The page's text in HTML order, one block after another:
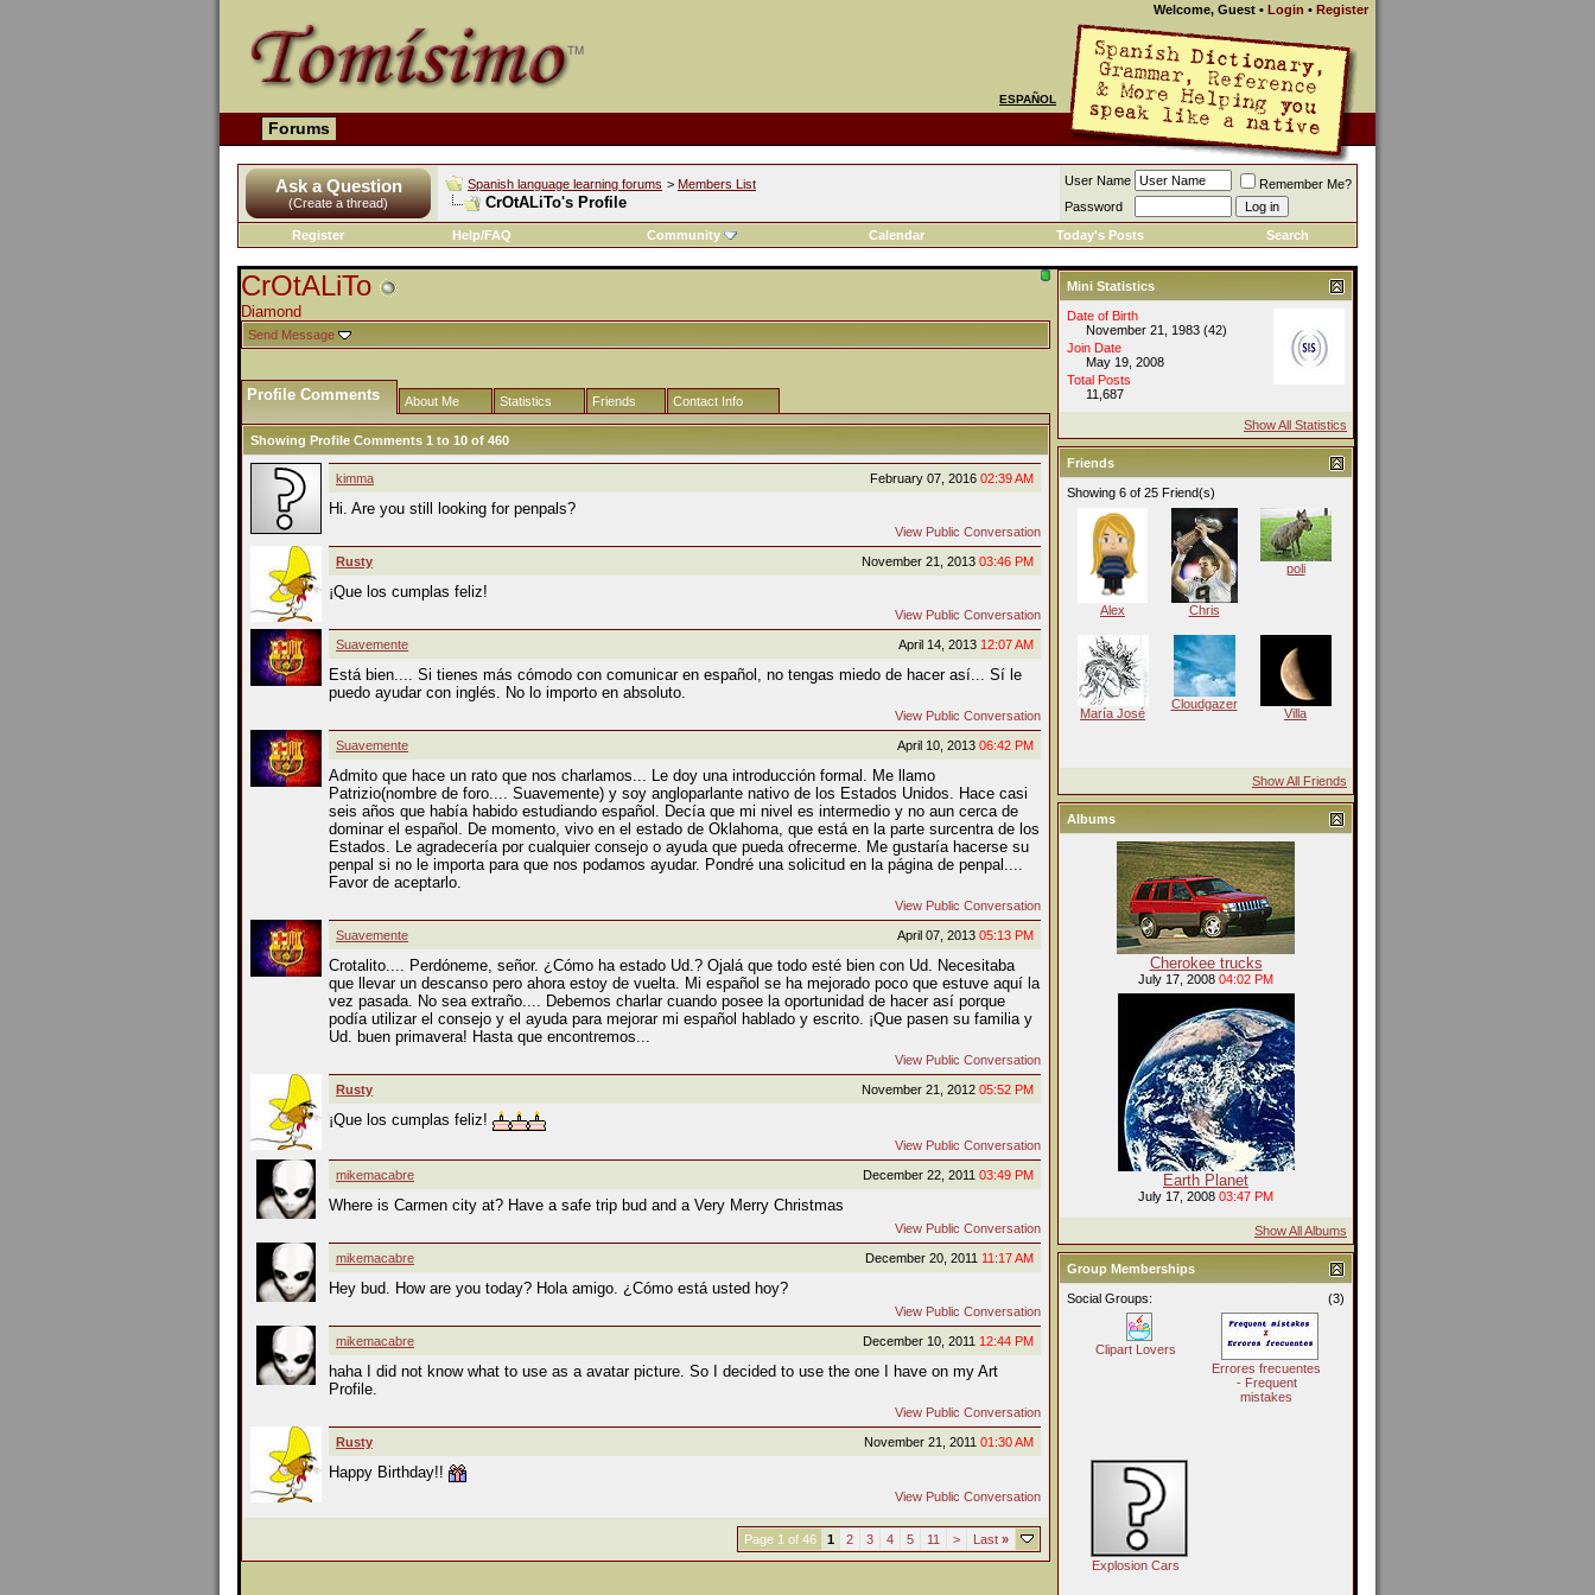
Welcome, Guest • Login • Register
ESPAÑOL
Forums
Ask a Question
(Create a thread)
Spanish language learning forums > Members List
CrOtALiTo's Profile
User Name
Remember Me?
Password
Register
Help/FAQ Community Calendar Today's Posts Search
CrOtALiTo
Diamond
Send Message
Profile Comments About Me Statistics Friends Contact Info
Showing Profile Comments 1 to 10 of 460
February 07, 2016 02:39 AM
kimma
Hi. Are you still looking for penpals?
View Public Conversation
November 21, 2013 03:46 PM
Rusty
¡Que los cumplas feliz!
View Public Conversation
April 14, 2013 12:07 AM
Suavemente
Está bien.... Si tienes más cómodo con comunicar en español, no tengas miedo de hacer así... Sí le
puedo ayudar con inglés. No lo importo en absoluto.
View Public Conversation
April 10, 2013 06:42 PM
Suavemente
Admito que hace un rato que nos charlamos... Le doy una introducción formal. Me llamo
Patrizio(nombre de foro.... Suavemente) y soy angloparlante nativo de los Estados Unidos. Hace casi
seis años que había habido estudiando español. Decía que mi nivel es intermedio y no aun cerca de
dominar el español. De momento, vivo en el estado de Oklahoma, que está en la parte surcentra de los
Estados. Le agradecería por cualquier consejo o ayuda que pueda ofrecerme. Me gustaría hacerse su
penpal si no le importa para que nos podamos ayudar. Pondré una solicitud en la página de penpal....
Favor de aceptarlo.
View Public Conversation
April 07, 2013 05:13 PM
Suavemente
Crotalito.... Perdóneme, señor. ¿Cómo ha estado Ud.? Ojalá que todo esté bien con Ud. Necesitaba
que llevar un descanso pero ahora estoy de vuelta. Mi español se ha mejorado poco que estuve aquí la
vez pasada. No sea extraño.... Debemos charlar cuando posee la oportunidad de hacer así porque
podía utilizar el consejo y el ayuda para mejorar mi español hablado y escrito. ¡Que pasen su familia y
Ud. buen primavera! Hasta que encontremos...
View Public Conversation
November 21, 2012 05:52 PM
Rusty
¡Que los cumplas feliz!
View Public Conversation
December 22, 2011 03:49 PM
mikemacabre
Where is Carmen city at? Have a safe trip bud and a Very Merry Christmas
View Public Conversation
December 20, 2011 11:17 AM
mikemacabre
Hey bud. How are you today? Hola amigo. ¿Cómo está usted hoy?
View Public Conversation
December 10, 2011 12:44 PM
mikemacabre
haha I did not know what to use as a avatar picture. So I decided to use the one I have on my Art
Profile.
View Public Conversation
November 21, 2011 01:30 AM
Rusty
Happy Birthday!!
View Public Conversation
Page 1 of 46 1 2 3 4 5 11 > Last »
Mini Statistics
Date of Birth
November 21, 1983 (42)
Join Date
May 19, 2008
Total Posts
11,687
Show All Statistics
Friends
Showing 6 of 25 Friend(s)
Alex Chris
poli
María José
Cloudgazer
Villa
Show All Friends
Albums
Cherokee trucks
July 17, 2008 04:02 PM
Earth Planet
July 17, 2008 03:47 PM
Show All Albums
Group Memberships
(3)
Social Groups:
Clipart Lovers
Errores frecuentes
- Frequent
mistakes
Explosion Cars